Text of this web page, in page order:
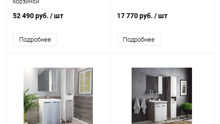
корзиной
52 490 руб. / шт
Подробнее
17 770 руб. / шт
Подробнее